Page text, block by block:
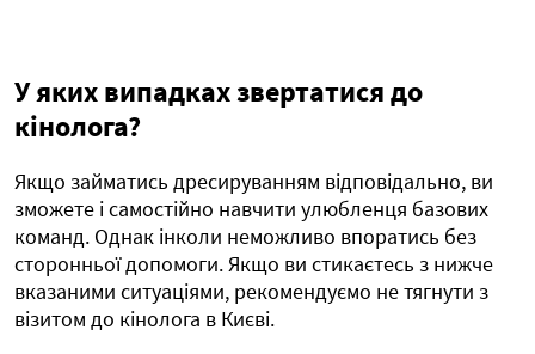
У яких випадках звертатися до
кінолога?
Якщо займатись дресируванням відповідально, ви
зможете і самостійно навчити улюбленця базових
команд. Однак інколи неможливо впоратись без
сторонньої допомоги. Якщо ви стикаєтесь з нижче
вказаними ситуаціями, рекомендуємо не тягнути з
візитом до кінолога в Києві.